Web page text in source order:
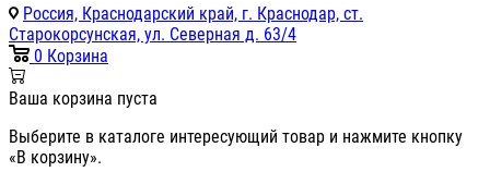
Россия, Краснодарский край, г. Краснодар, ст.
Старокорсунская, ул. Северная д. 63/4
0 Корзина
Ваша корзина пуста
Выберите в каталоге интересующий товар и нажмите кнопку
«В корзину».